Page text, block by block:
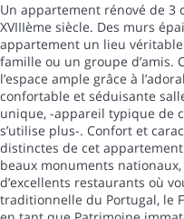
Un appartement rénové de
XVIIIème siècle. Des murs
appartement un lieu
famille ou un groupe d’amis.
l’espace ample grâce à
confortable et séduisante
unique, -appareil typique de
s’utilise plus-. Confort et
distinctes de cet
beaux monuments
d’excellents restaurants où
traditionnelle du Portugal, le